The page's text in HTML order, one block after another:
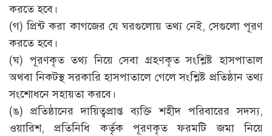
করতে হবে।
(গ) প্রিন্ট করা কাগজের যে ঘরগুলোয় তথ্য নেই, সেগুলো পূরণ
করতে হবে।
(ঘ) পূরণকৃত তথ্য নিয়ে সেবা গ্রহণকৃত সংশ্লিষ্ট হাসপাতাল
অথবা নিকটস্থ সরকারি হাসপাতালে গেলে সংশ্লিষ্ট প্রতিষ্ঠান তথ্য
সংশোধনে সহায়তা করবে।
(ঙ) প্রতিষ্ঠানের দায়িত্বপ্রাপ্ত ব্যক্তি শহীদ পরিবারের সদস্য,
ওয়ারিশ, প্রতিনিধি কর্তৃক পূরণকৃত ফরমটি জমা নিয়ে